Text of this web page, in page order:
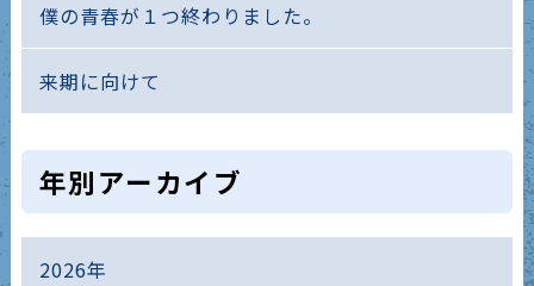
僕の青春が１つ終わりました。
来期に向けて
年別アーカイブ
2026年